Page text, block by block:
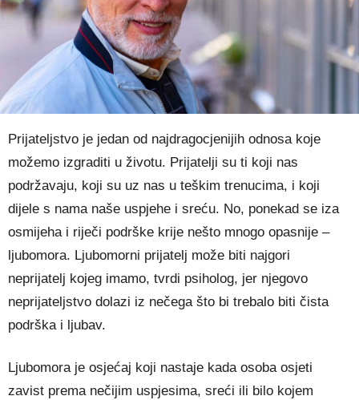
Prijateljstvo je jedan od najdragocjenijih odnosa koje
možemo izgraditi u životu. Prijatelji su ti koji nas
podržavaju, koji su uz nas u teškim trenucima, i koji
dijele s nama naše uspjehe i sreću. No, ponekad se iza
osmijeha i riječi podrške krije nešto mnogo opasnije –
ljubomora. Ljubomorni prijatelj može biti najgori
neprijatelj kojeg imamo, tvrdi psiholog, jer njegovo
neprijateljstvo dolazi iz nečega što bi trebalo biti čista
podrška i ljubav.
Ljubomora je osjećaj koji nastaje kada osoba osjeti
zavist prema nečijim uspjesima, sreći ili bilo kojem